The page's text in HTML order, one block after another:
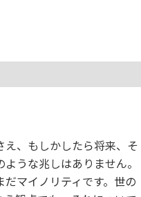
、もしかしたら将来、そ
うな兆しはありません。
マイノリティです。世の